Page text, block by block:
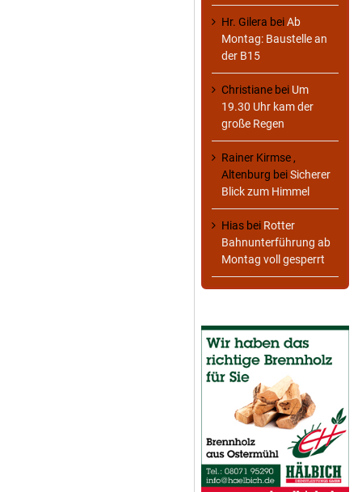
Hr. Gilera beiAb
Montag: Baustelle an
der B15
Christiane bei Um
19.30 Uhr kam der
große Regen
Rainer Kirmse ,
Altenburg beiSicherer
Blick zum Himmel
Hias bei Rotter
Bahnunterführung ab
Montag voll gesperrt